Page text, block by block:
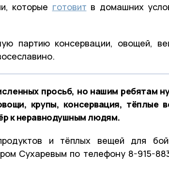
которые готовит в домашних
партию консервации, овощей,
просьб, но нашим ребятам
крупы, консервация, тёплые
к неравнодушным людям.
и тёплых вещей для
Сухаревым по телефону 8-915-